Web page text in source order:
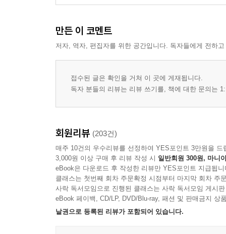
만든 이 코멘트
저자, 역자, 편집자를 위한 공간입니다. 독자들에게 전하
접수된 글은 확인을 거쳐 이 곳에 게재됩니다.
독자 분들의 리뷰는 리뷰 쓰기를, 책에 대한 문의는
회원리뷰 (203건)
매주 10건의 우수리뷰를 선정하여 YES포인트 3만원을 드
3,000원 이상 구매 후 리뷰 작성 시 일반회원 300원, 마니
eBook은 다운로드 후 작성한 리뷰만 YES포인트 지급됩니
클래스는 첫번째 회차 주문확정 시점부터 마지막 회차 주
사락 독서모임으로 진행된 클래스는 사락 독서모임 게시
eBook 페이백, CD/LP, DVD/Blu-ray, 패션 및 판매금지 상
낱권으로 등록된 리뷰가 포함되어 있습니다.